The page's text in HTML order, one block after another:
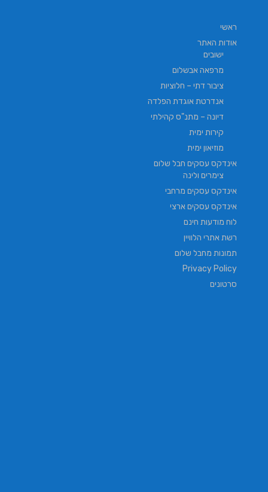
ראשי
אודות האתר
ישובים
מרפאה אבשלום
ציבור דתי – חלוציות
אנדרטת אוגדת הפלדה
דיונה – מתנ"ס קהילתי
קירות ימית
מוזיאון ימית
אינדקס עסקים חבל שלום
צימרים ולינה
אינדקס עסקים מרחבי
אינדקס עסקים ארצי
לוח מודעות חינם
רשת אתרי הלוויין
תמונות מחבל שלום
Privacy Policy
סרטונים